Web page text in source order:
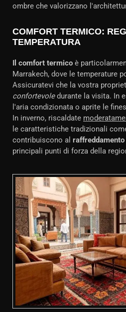
ombre che valorizzano
COMFORT TERMICO:
TEMPERATURA
Il comfort termico è
Marrakech, dove le temperature
Assicuratevi che la vostra
confortevoledurante la visita. In
l'aria condizionata o aprite le
In inverno, riscaldate
le caratteristiche tradizionali
contribuiscono al
principali punti di forza della